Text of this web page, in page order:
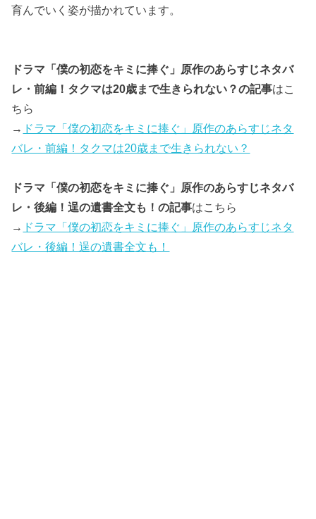
育んでいく姿が描かれています。
ドラマ「僕の初恋をキミに捧ぐ」原作のあらすじネタバ
レ・前編！タクマは20歳まで生きられない？の記事はこ
ちら
→ ドラマ「僕の初恋をキミに捧ぐ」原作のあらすじネタ
バレ・前編！タクマは20歳まで生きられない？
ドラマ「僕の初恋をキミに捧ぐ」原作のあらすじネタバ
レ・後編！逞の遺書全文も！の記事はこちら
→ ドラマ「僕の初恋をキミに捧ぐ」原作のあらすじネタ
バレ・後編！逞の遺書全文も！